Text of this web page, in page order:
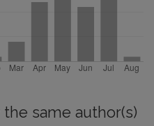
same author(s)